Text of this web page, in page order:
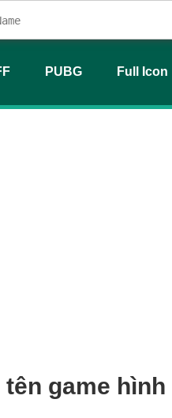
PUBG Full Icon
game